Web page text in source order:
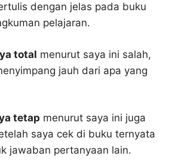
dengan jelas pada buku
pelajaran.
total menurut saya ini salah,
jauh dari apa yang
tetap menurut saya ini juga
saya cek di buku ternyata
jawaban pertanyaan lain.